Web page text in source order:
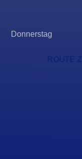
Donnerstag